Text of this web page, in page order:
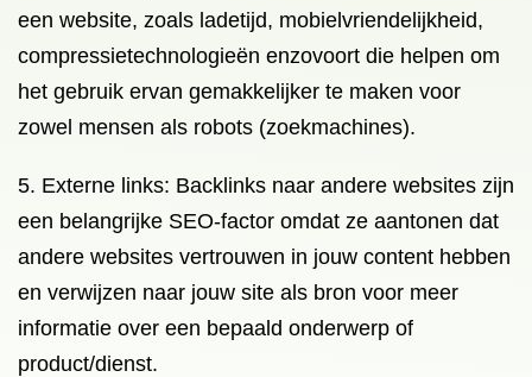
een website, zoals ladetijd, mobielvriendelijkheid,
compressietechnologieën enzovoort die helpen om
het gebruik ervan gemakkelijker te maken voor
zowel mensen als robots (zoekmachines).
5. Externe links: Backlinks naar andere websites zijn
een belangrijke SEO-factor omdat ze aantonen dat
andere websites vertrouwen in jouw content hebben
en verwijzen naar jouw site als bron voor meer
informatie over een bepaald onderwerp of
product/dienst.